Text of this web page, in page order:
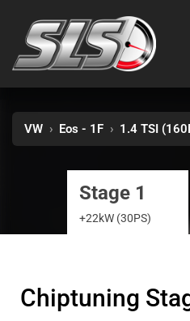
VW › Eos - 1F › 1.4 TSI
Stage 1
+22kW (30PS)
Chiptuning